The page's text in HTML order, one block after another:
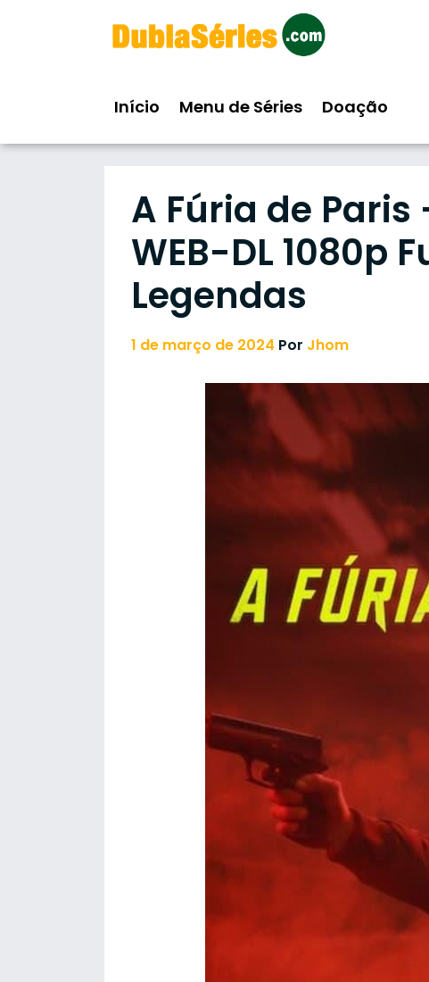
Início Menu de Séries Doação
A Fúria de Paris
WEB-DL 1080p
Legendas
1 de março de 2024 Por Jhom